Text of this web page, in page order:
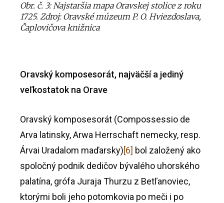
Obr. č. 3: Najstaršia mapa Oravskej stolice z roku
1725. Zdroj: Oravské múzeum P. O. Hviezdoslava,
Čaplovičova knižnica
Oravský komposesorát, najväčší a jediný
veľkostatok na Orave
Oravský komposesorát (Compossessio de
Arva latinsky, Arwa Herrschaft nemecky, resp.
Árvai Uradalom maďarsky)[6] bol založený ako
spoločný podnik dedičov bývalého uhorského
palatína, grófa Juraja Thurzu z Betľanoviec,
ktorými boli jeho potomkovia po meči i po